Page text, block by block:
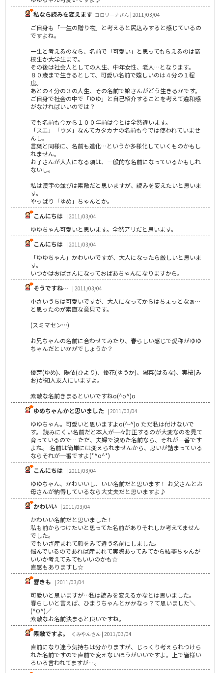
私なら読みを変えます コロリーナさん | 2011/03/04
ご自身も「一生の贈り物」と考えると尻込みすると感じているの
ですよね。
一生と考えるのなら、名前で「可愛い」と思ってもらえるのは高
校生か大学生まで。
その後は社会人としての人生、中年女性、老人…となります。
８０歳まで生きるとして、可愛い名前で嬉しいのは４分の１程
度。
あとの４分の３の人生、その名前で娘さんがどう生きるかです。
ご自身で社会の中で「ゆゆ」と自己紹介することを考えて違和感
がなければいいのでは？
でも名前も今から１００年前は今とは全然違います。
「スエ」「ウメ」なんてカタカナの名前も今では使われていませ
んし。
言葉と同様に、名前も進化…というか多様化していくものかもし
れません。
お子さんが大人になる頃は、一般的な名前になっているかもしれ
ないし。
私は漢字の並びは素敵だと思いますが、読みを変えたいと思いま
す。
やっぱり「ゆめ」ちゃんとか。
こんにちは | 2011/03/04
ゆゆちゃん可愛いと思います。全然アリだと思います。
こんにちは | 2011/03/04
「ゆゆちゃん」かわいいですが、大人になったら厳しいと思いま
す。
いつかはおばさんになっておばあちゃんになりますから。
そうですね… | 2011/03/04
小さいうちは可愛いですが、大人になってからはちょっとなぁ…
と思ったのが素直な意見です。
(スミマセン…)
お兄ちゃんの名前に合わせてみたり、春らしい感じで愛称がゆゆ
ちゃんだといかがでしょうか？
優芽(ゆめ)、陽依(ひより)、優花(ゆうか)、陽菜(はるな)、実桜(み
お)が知人友人にいますよ。
素敵な名前きまるといいですねo(^o^)o
ゆめちゃんかと思いました | 2011/03/04
ゆゆちゃん。可愛いと思いますよo(^-^)o ただ私は付けないで
す。 読みにくい名前だと本人が一々訂正するのが大変なのを見て
育っているので… ただ、夫婦で決めた名前なら、それが一番です
よね。 名前は簡単には変えられませんから、思いが詰まっている
ならそれが一番ですよ(*^o^*)
こんにちは | 2011/03/04
ゆゆちゃん、かわいいし、いい名前だと思います！ お父さんとお
母さんが納得しているなら大丈夫だと思いますよ♪
かわいい | 2011/03/04
かわいい名前だと思いました！
私も前からつけたいと思ってた名前がありそれしか考えてません
でした。
でもいざ産まれて顔をみて違う名前にしました。
悩んでいるのであれば産まれて実際あってみてから結夢ちゃんが
いいか考えてみてもいいのかも☆
直感もありますし☆
響きも | 2011/03/04
可愛いと思いますが…私は読みを変えるかなとは思いました。
春らしいと言えば、ひまりちゃんとかかなっ？て思いました＼
(^O^)／
素敵なお名前決まると良いですね。
素敵ですよ。
くみやんさん | 2011/03/04
直前になり迷う気持ちは分かりますが、じっくり考えられつけら
れた名前ですので直前で変えないほうがいいですよ。上で皆様い
ろいろ言われてますが‥。